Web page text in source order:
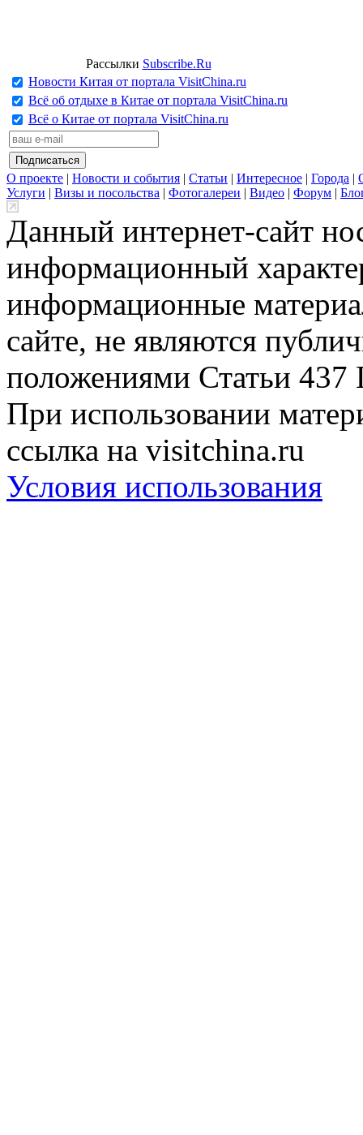
Рассылки Subscribe.Ru
Новости Китая от портала VisitChina.ru
Всё об отдыхе в Китае от портала VisitChina.ru
Всё о Китае от портала VisitChina.ru
О проекте | Новости и события | Статьи | Интересное | Города |
Услуги | Визы и посольства | Фотогалереи | Видео | Форум |
Данный интернет-сайт
информационный
информационные
сайте, не являются
положениями Статьи 437
При использовании
ссылка на visitchina.ru
Условия использования